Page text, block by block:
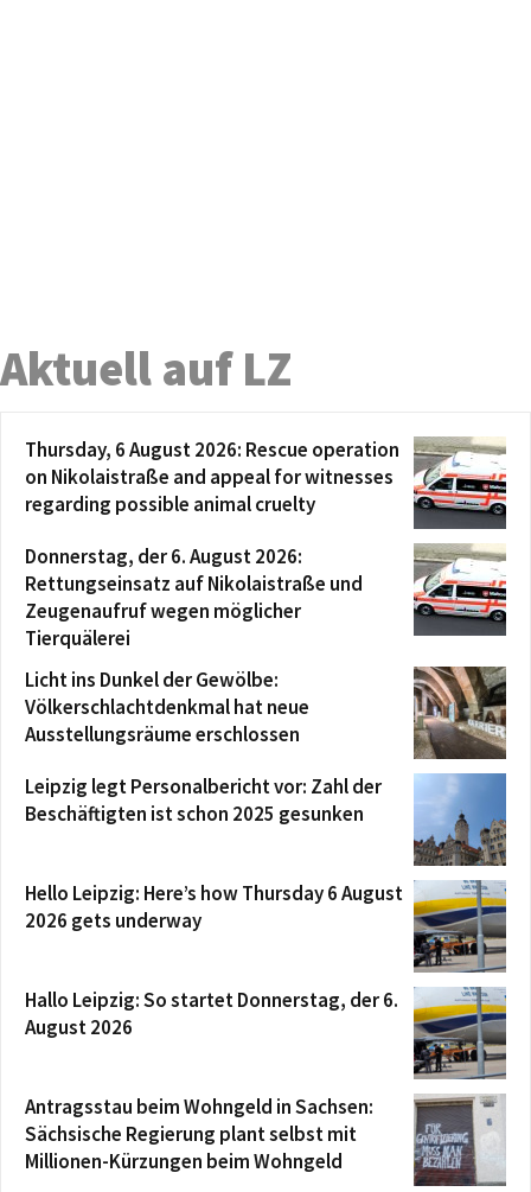
Aktuell auf LZ
Thursday, 6 August 2026: Rescue operation
on Nikolaistraße and appeal for witnesses
regarding possible animal cruelty
Donnerstag, der 6. August 2026:
Rettungseinsatz auf Nikolaistraße und
Zeugenaufruf wegen möglicher
Tierquälerei
Licht ins Dunkel der Gewölbe:
Völkerschlachtdenkmal hat neue
Ausstellungsräume erschlossen
Leipzig legt Personalbericht vor: Zahl der
Beschäftigten ist schon 2025 gesunken
Hello Leipzig: Here’s how Thursday 6 August
2026 gets underway
Hallo Leipzig: So startet Donnerstag, der 6.
August 2026
Antragsstau beim Wohngeld in Sachsen:
Sächsische Regierung plant selbst mit
Millionen-Kürzungen beim Wohngeld